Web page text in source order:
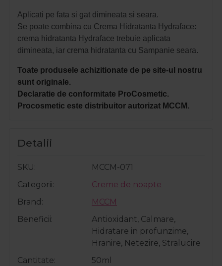
Aplicati pe fata si gat dimineata si seara.
Se poate combina cu Crema Hidratanta Hydraface:
crema hidratanta Hydraface trebuie aplicata
dimineata, iar crema hidratanta cu Sampanie seara.
Toate produsele achizitionate de pe site-ul nostru
sunt originale.
Declaratie de conformitate ProCosmetic.
Procosmetic este distribuitor autorizat MCCM.
Detalii
SKU
MCCM-071
Categorii
Creme de noapte
Brand
MCCM
Beneficii
Antioxidant, Calmare,
Hidratare in profunzime,
Hranire, Netezire, Stralucire
Cantitate
50ml